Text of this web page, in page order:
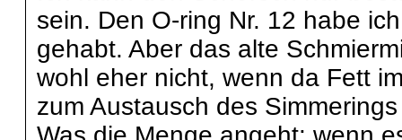
sein. Den O-ring Nr. 12 habe
gehabt. Aber das alte
wohl eher nicht, wenn da Fett
zum Austausch des